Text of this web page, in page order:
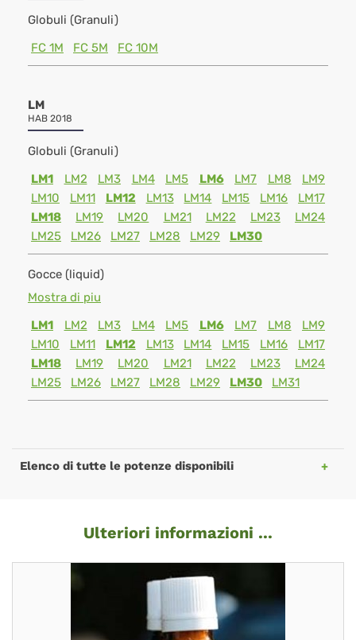
Globuli (Granuli)
FC 1M
FC 5M FC 10M
LM
HAB 2018
Globuli (Granuli)
LM1
LM2 LM3 LM4 LM5 LM6 LM7 LM8
LM9
LM10
LM11 LM12 LM13 LM14 LM15 LM16
LM17
LM18
LM19 LM20 LM21 LM22 LM23
LM24
LM25
LM26 LM27 LM28 LM29 LM30
Gocce (liquid)
Mostra di piu
LM1
LM2 LM3 LM4 LM5 LM6 LM7 LM8
LM9
LM10
LM11 LM12 LM13 LM14 LM15 LM16
LM17
LM18
LM19 LM20 LM21 LM22 LM23
LM24
LM25
LM26 LM27 LM28 LM29 LM30 LM31
Elenco di tutte le potenze disponibili
Ulteriori informazioni ...